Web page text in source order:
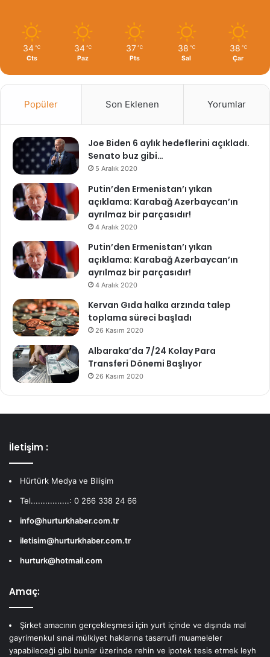
34 ℃
Cts
34 ℃
Paz
37 ℃
Pts
38 ℃
Sal
38 ℃
Çar
Popüler Son Eklenen Yorumlar
Joe Biden 6 aylık hedeflerini açıkladı.
Senato buz gibi…
5 Aralık 2020
Putin’den Ermenistan’ı yıkan
açıklama: Karabağ Azerbaycan’ın
ayrılmaz bir parçasıdır!
4 Aralık 2020
Putin’den Ermenistan’ı yıkan
açıklama: Karabağ Azerbaycan’ın
ayrılmaz bir parçasıdır!
4 Aralık 2020
Kervan Gıda halka arzında talep
toplama süreci başladı
26 Kasım 2020
Albaraka’da 7/24 Kolay Para
Transferi Dönemi Başlıyor
26 Kasım 2020
İletişim :
Hürtürk Medya ve Bilişim
Tel................: 0 266 338 24 66
info@hurturkhaber.com.tr
iletisim@hurturkhaber.com.tr
hurturk@hotmail.com
Amaç:
Şirket amacının gerçekleşmesi için yurt içinde ve dışında mal
gayrimenkul sınai mülkiyet haklarına tasarrufi muameleler
yapabileceği gibi bunlar üzerinde rehin ve ipotek tesis etmek leyh